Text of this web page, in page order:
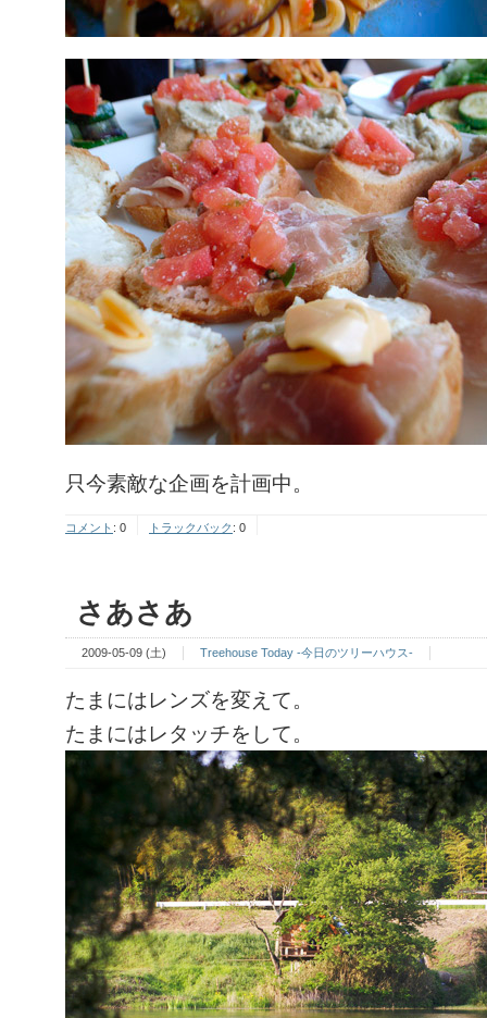
只今素敵な企画を計画中。
コメント : 0 トラックバック : 0
さあさあ
2009-05-09 (土) Treehouse Today -今日のツリーハウス-
たまにはレンズを変えて。
たまにはレタッチをして。